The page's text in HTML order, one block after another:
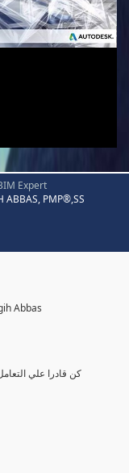
Expert
ABBAS, PMP®,SS
Abbas
كن قادرا علي